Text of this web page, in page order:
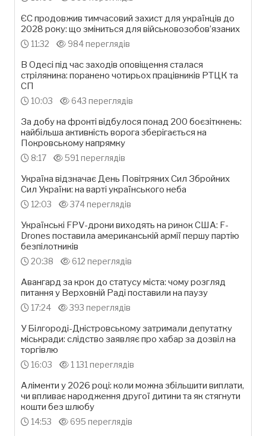
ЄС продовжив тимчасовий захист для українців до
2028 року: що зміниться для військовозобов’язаних
11:32 984 переглядів
В Одесі під час заходів оповіщення сталася
стрілянина: поранено чотирьох працівників РТЦК та
СП
10:03 643 переглядів
За добу на фронті відбулося понад 200 боєзіткнень:
найбільша активність ворога зберігається на
Покровському напрямку
8:17 591 переглядів
Україна відзначає День Повітряних Сил Збройних
Сил України: на варті українського неба
12:03 374 переглядів
Українські FPV-дрони виходять на ринок США: F-
Drones поставила американській армії першу партію
безпілотників
20:38 612 переглядів
Авангард за крок до статусу міста: чому розгляд
питання у Верховній Раді поставили на паузу
17:24 393 переглядів
У Білгороді-Дністровському затримали депутатку
міськради: слідство заявляє про хабар за дозвіл на
торгівлю
16:03 1 131 переглядів
Аліменти у 2026 році: коли можна збільшити виплати,
чи впливає народження другої дитини та як стягнути
кошти без шлюбу
14:53 695 переглядів